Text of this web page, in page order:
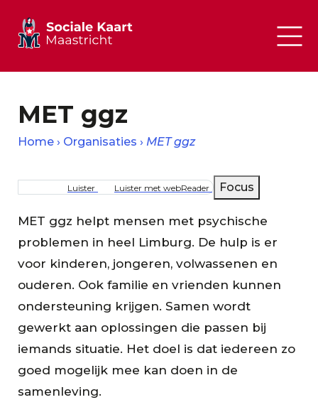
MET ggz
Kruimelpad
Home Organisaties MET ggz
Luister Luister met webReader Focus
MET ggz helpt mensen met psychische
problemen in heel Limburg. De hulp is er
voor kinderen, jongeren, volwassenen en
ouderen. Ook familie en vrienden kunnen
ondersteuning krijgen. Samen wordt
gewerkt aan oplossingen die passen bij
iemands situatie. Het doel is dat iedereen zo
goed mogelijk mee kan doen in de
samenleving.